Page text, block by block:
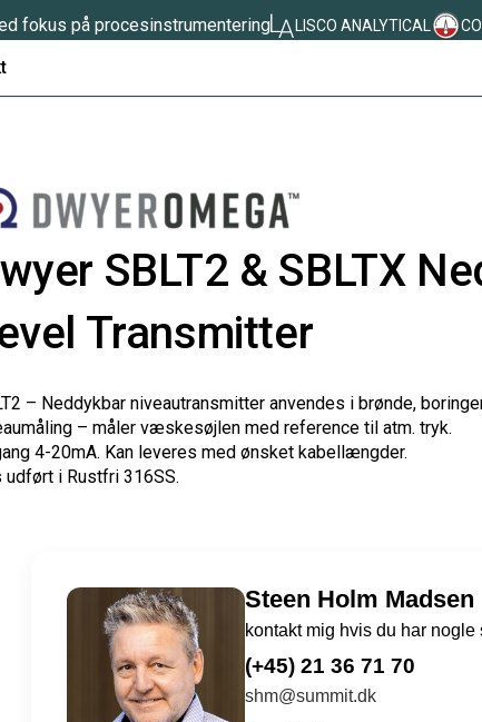
fokus på procesinstrumentering LISCO ANALYTICAL
SBLT2 & SBLTX
Transmitter
– Neddykbar niveautransmitter anvendes i brønde,
– måler væskesøjlen med reference til atm. tryk.
4-20mA. Kan leveres med ønsket kabellængder.
udført i Rustfri 316SS.
Steen Holm Madsen
kontakt mig hvis du har nogle
(+45) 21 36 71 70
shm@summit.dk